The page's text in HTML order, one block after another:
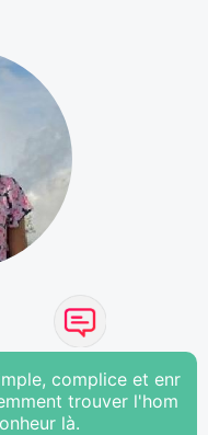
complice et enr
trouver l'hom
là.